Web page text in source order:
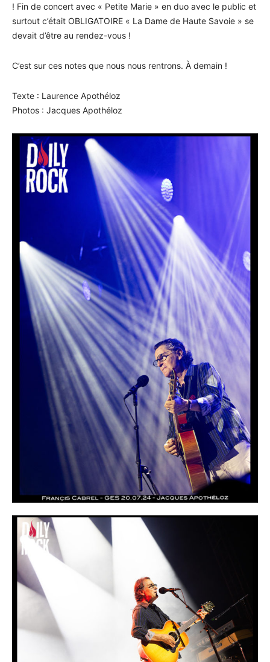
! Fin de concert avec « Petite Marie » en duo avec le public et
surtout c’était OBLIGATOIRE « La Dame de Haute Savoie » se
devait d’être au rendez-vous !
C’est sur ces notes que nous nous rentrons. À demain !
Texte : Laurence Apothéloz
Photos : Jacques Apothéloz